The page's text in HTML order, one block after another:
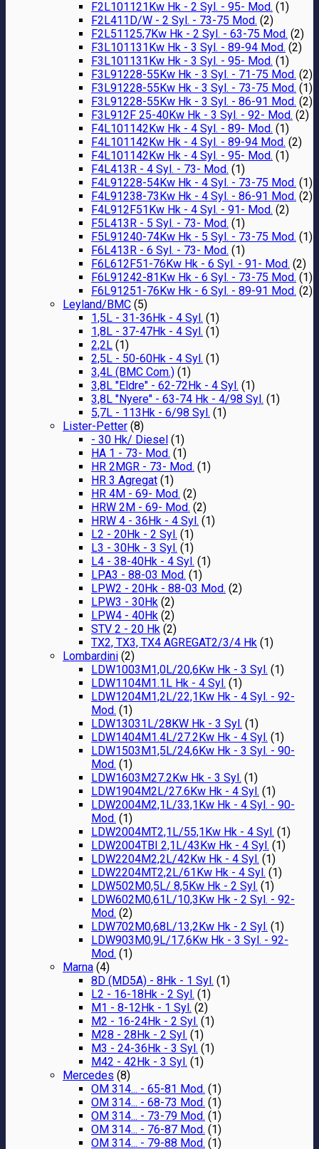
F2L101121Kw Hk - 2 Syl. - 95- Mod. (1)
F2L411D/W - 2 Syl. - 73-75 Mod. (2)
F2L51125,7Kw Hk - 2 Syl. - 63-75 Mod. (2)
F3L101131Kw Hk - 3 Syl. - 89-94 Mod. (2)
F3L101131Kw Hk - 3 Syl. - 95- Mod. (1)
F3L91228-55Kw Hk - 3 Syl. - 71-75 Mod. (2)
F3L91228-55Kw Hk - 3 Syl. - 73-75 Mod. (1)
F3L91228-55Kw Hk - 3 Syl. - 86-91 Mod. (2)
F3L912F 25-40Kw Hk - 3 Syl. - 92- Mod. (2)
F4L101142Kw Hk - 4 Syl. - 89- Mod. (1)
F4L101142Kw Hk - 4 Syl. - 89-94 Mod. (2)
F4L101142Kw Hk - 4 Syl. - 95- Mod. (1)
F4L413R - 4 Syl. - 73- Mod. (1)
F4L91228-54Kw Hk - 4 Syl. - 73-75 Mod. (1)
F4L91238-73Kw Hk - 4 Syl. - 86-91 Mod. (2)
F4L912F51Kw Hk - 4 Syl. - 91- Mod. (2)
F5L413R - 5 Syl. - 73- Mod. (1)
F5L91240-74Kw Hk - 5 Syl. - 73-75 Mod. (1)
F6L413R - 6 Syl. - 73- Mod. (1)
F6L612F51-76Kw Hk - 6 Syl. - 91- Mod. (2)
F6L91242-81Kw Hk - 6 Syl. - 73-75 Mod. (1)
F6L91251-76Kw Hk - 6 Syl. - 89-91 Mod. (2)
Leyland/BMC (5)
1,5L - 31-36Hk - 4 Syl. (1)
1,8L - 37-47Hk - 4 Syl. (1)
2,2L (1)
2,5L - 50-60Hk - 4 Syl. (1)
3,4L (BMC Com.) (1)
3,8L "Eldre" - 62-72Hk - 4 Syl. (1)
3,8L "Nyere" - 63-74 Hk - 4/98 Syl. (1)
5,7L - 113Hk - 6/98 Syl. (1)
Lister-Petter (8)
- 30 Hk/ Diesel (1)
HA 1 - 73- Mod. (1)
HR 2MGR - 73- Mod. (1)
HR 3 Agregat (1)
HR 4M - 69- Mod. (2)
HRW 2M - 69- Mod. (2)
HRW 4 - 36Hk - 4 Syl. (1)
L2 - 20Hk - 2 Syl. (1)
L3 - 30Hk - 3 Syl. (1)
L4 - 38-40Hk - 4 Syl. (1)
LPA3 - 88-03 Mod. (1)
LPW2 - 20Hk - 88-03 Mod. (2)
LPW3 - 30Hk (2)
LPW4 - 40Hk (2)
STV 2 - 20 Hk (2)
TX2, TX3, TX4 AGREGAT2/3/4 Hk (1)
Lombardini (2)
LDW1003M1,0L/20,6Kw Hk - 3 Syl. (1)
LDW1104M1.1L Hk - 4 Syl. (1)
LDW1204M1,2L/22,1Kw Hk - 4 Syl. - 92-
Mod. (1)
LDW13031L/28KW Hk - 3 Syl. (1)
LDW1404M1.4L/27.2Kw Hk - 4 Syl. (1)
LDW1503M1,5L/24,6Kw Hk - 3 Syl. - 90-
Mod. (1)
LDW1603M27.2Kw Hk - 3 Syl. (1)
LDW1904M2L/27.6Kw Hk - 4 Syl. (1)
LDW2004M2,1L/33,1Kw Hk - 4 Syl. - 90-
Mod. (1)
LDW2004MT2,1L/55,1Kw Hk - 4 Syl. (1)
LDW2004TBI 2,1L/43Kw Hk - 4 Syl. (1)
LDW2204M2,2L/42Kw Hk - 4 Syl. (1)
LDW2204MT2,2L/61Kw Hk - 4 Syl. (1)
LDW502M0,5L/ 8,5Kw Hk - 2 Syl. (1)
LDW602M0,61L/10,3Kw Hk - 2 Syl. - 92-
Mod. (2)
LDW702M0,68L/13,2Kw Hk - 2 Syl. (1)
LDW903M0,9L/17,6Kw Hk - 3 Syl. - 92-
Mod. (1)
Marna (4)
8D (MD5A) - 8Hk - 1 Syl. (1)
L2 - 16-18Hk - 2 Syl. (1)
M1 - 8-12Hk - 1 Syl. (2)
M2 - 16-24Hk - 2 Syl. (1)
M28 - 28Hk - 2 Syl. (1)
M3 - 24-36Hk - 3 Syl. (1)
M42 - 42Hk - 3 Syl. (1)
Mercedes (8)
OM 314... - 65-81 Mod. (1)
OM 314... - 68-73 Mod. (1)
OM 314... - 73-79 Mod. (1)
OM 314... - 76-87 Mod. (1)
OM 314... - 79-88 Mod. (1)